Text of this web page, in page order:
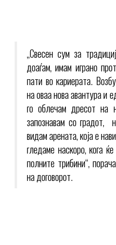
„Свесен сум за
доаѓам, имам играно
пати во кариерата.
на оваа нова авантура и
го облечам дресот на
запознавам со градот,
видам арената, која е
гледаме наскоро, кога
полните трибини“,
на договорот.